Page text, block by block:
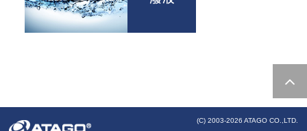
(C) 2003-2026 ATAGO CO.,LTD.